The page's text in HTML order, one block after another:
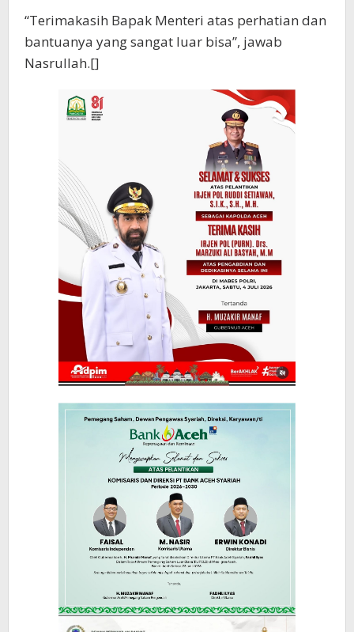
“Terimakasih Bapak Menteri atas perhatian dan
bantuanya yang sangat luar bisa”, jawab
Nasrullah.[]